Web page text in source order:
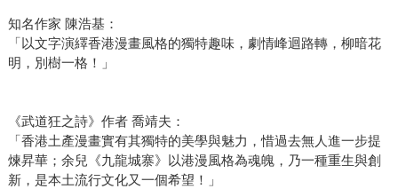
知名作家 陳浩基：
「以文字演繹香港漫畫風格的獨特趣味，劇情峰迴路轉，柳暗花
明，別樹一格！」
《武道狂之詩》作者 喬靖夫：
「香港土產漫畫實有其獨特的美學與魅力，惜過去無人進一步提
煉昇華；余兒《九龍城寨》以港漫風格為魂魄，乃一種重生與創
新，是本土流行文化又一個希望！」